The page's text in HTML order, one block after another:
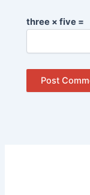
three × five =